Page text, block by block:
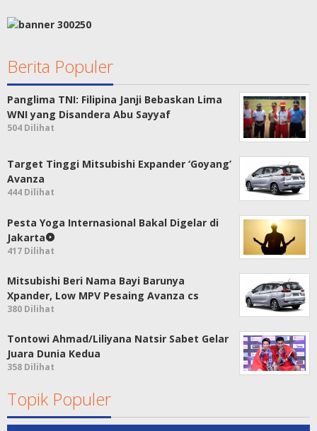
Berita Populer
Panglima TNI: Filipina Janji Bebaskan Lima
WNI yang Disandera Abu Sayyaf
504 Dilihat
Target Tinggi Mitsubishi Expander ‘Goyang’
Avanza
444 Dilihat
Pesta Yoga Internasional Bakal Digelar di
Jakarta
417 Dilihat
Mitsubishi Beri Nama Bayi Barunya
Xpander, Low MPV Pesaing Avanza cs
380 Dilihat
Tontowi Ahmad/Liliyana Natsir Sabet Gelar
Juara Dunia Kedua
358 Dilihat
Topik Populer